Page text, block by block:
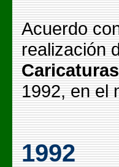
Acuerdo
realización
1992, en el
1992